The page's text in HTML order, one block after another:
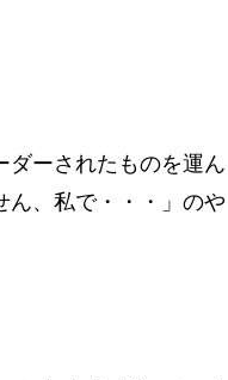
ダーされたものを運ん
ん、私で・・・」のや